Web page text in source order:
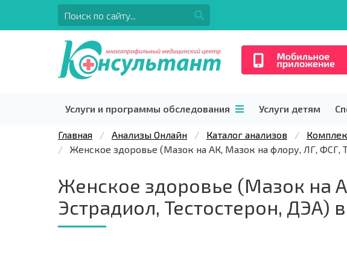
Услуги и программы обследования Услуги детям
Главная Анализы Онлайн Каталог анализов
Женское здоровье (Мазок на АК, Мазок на флору, ЛГ, ФСГ,
Женское здоровье (Мазок на
Эстрадиол, Тестостерон, ДЭА)